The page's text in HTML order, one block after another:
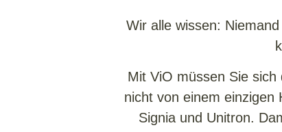
Wir alle wissen:
Mit ViO müssen Sie
nicht von einem einzigen
Signia und Unitron.